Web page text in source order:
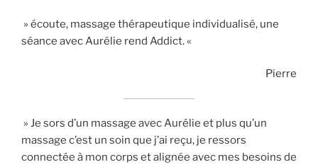
» écoute, massage thérapeutique individualisé, une
séance avec Aurélie rend Addict. «
Pierre
» Je sors d’un massage avec Aurélie et plus qu’un
massage c’est un soin que j’ai reçu, je ressors
connectée à mon corps et alignée avec mes besoins de